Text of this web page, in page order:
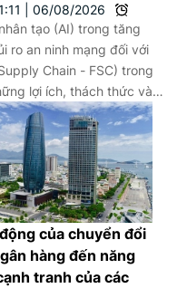
06/08/2026
tạo (AI) trong tăng
ro an ninh mạng đối với
Chain - FSC) trong
lợi ích, thách thức và
dụng AI trong bối cảnh
của chuyển đổi
hàng đến năng
tranh của các